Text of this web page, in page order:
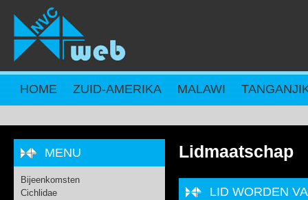
Overslaan en naar de inhoud gaan
HOME ZUID-AMERIKA MALAWI
Lidmaatschap
LID WORDEN
MENU
Bijeenkomsten
Cichlidae